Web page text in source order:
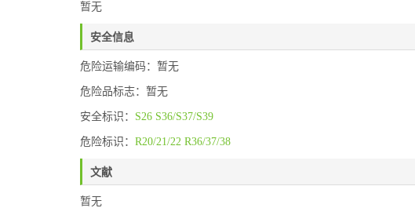
暂无
安全信息
危险运输编码：暂无
危险品标志：暂无
安全标识： S26 S36/S37/S39
危险标识： R20/21/22 R36/37/38
文献
暂无